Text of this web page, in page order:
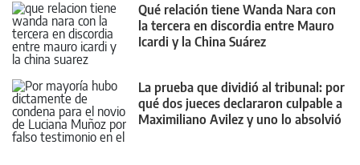
Qué relación tiene Wanda Nara con
la tercera en discordia entre Mauro
Icardi y la China Suárez
La prueba que dividió al tribunal: por
qué dos jueces declararon culpable a
Maximiliano Avilez y uno lo absolvió